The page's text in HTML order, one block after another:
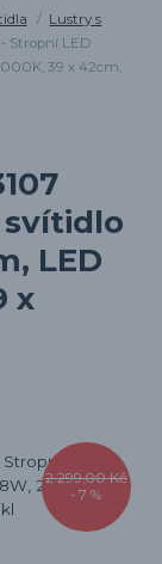
Lustry s
Stropní LED
39 x 42cm,
svítidlo
LED
x
2 299,00 Kč
- 7 %